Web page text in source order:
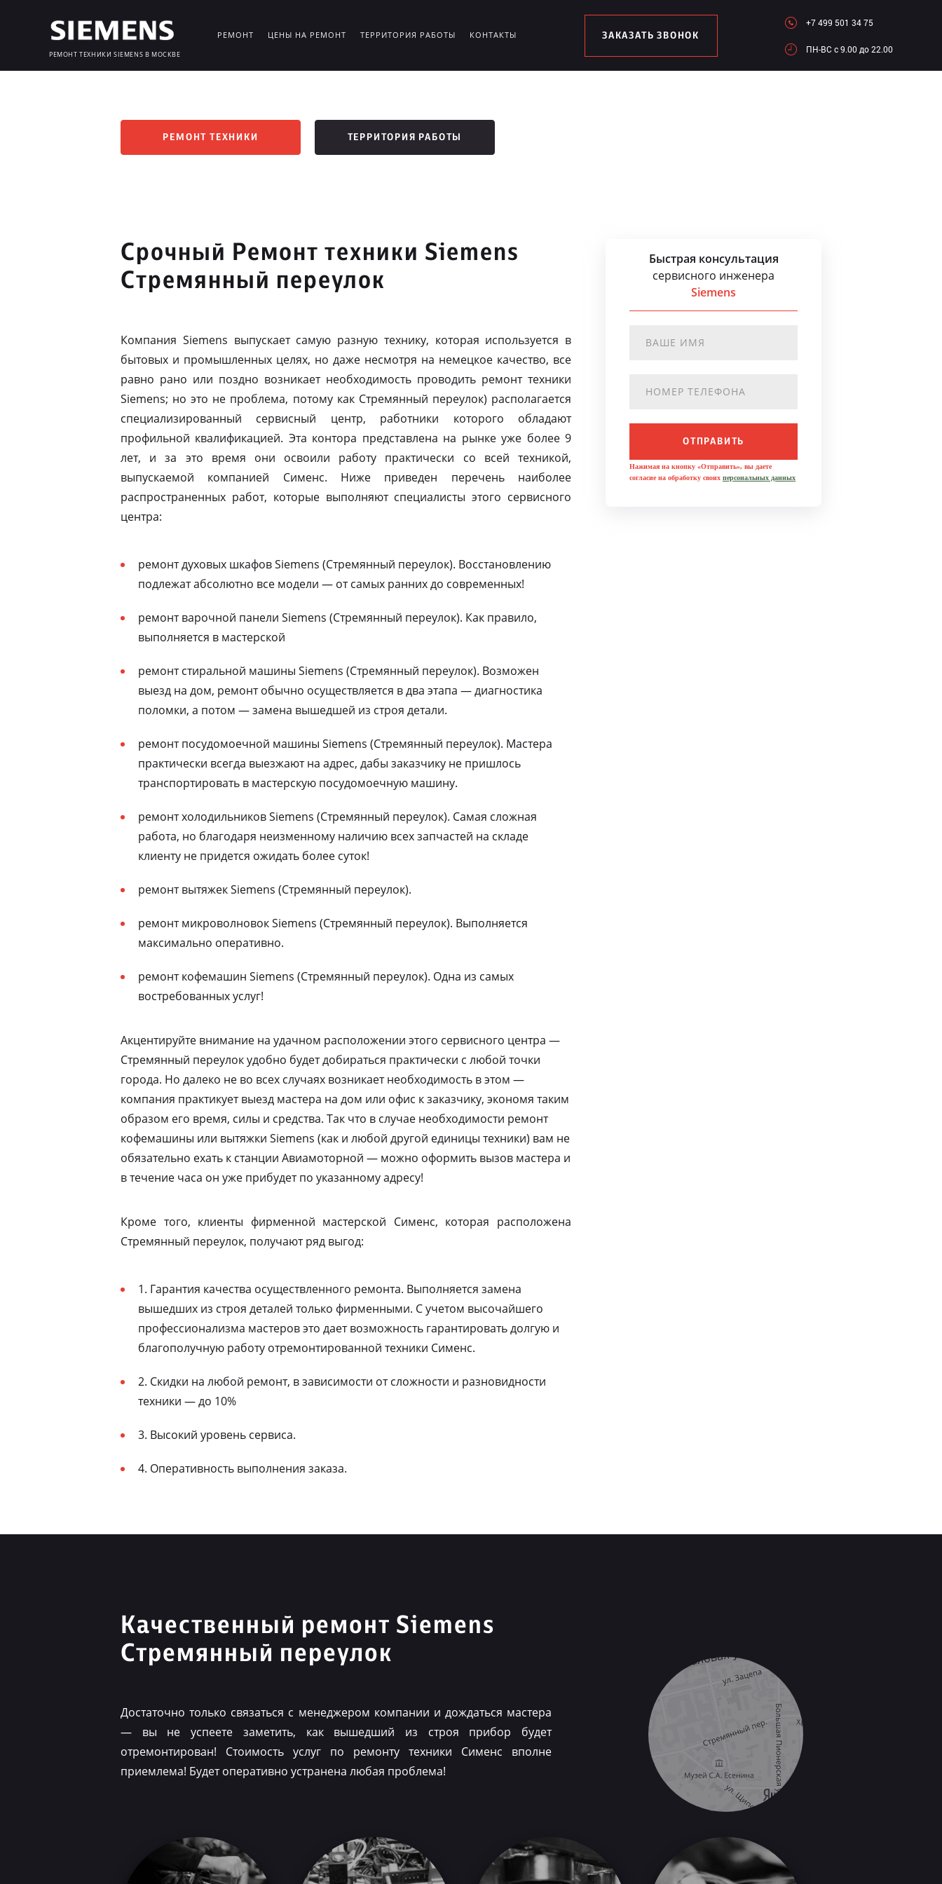
РЕМОНТ ТЕХНИКИ SIEMENS В МОСКВЕ
РЕМОНТ ЦЕНЫ НА РЕМОНТ ТЕРРИТОРИЯ РАБОТЫ КОНТАКТЫ ЗАКАЗАТЬ ЗВОНОК
+7 499 501 34 75
ПН-ВC c 9.00 до 22.00
РЕМОНТ ТЕХНИКИ ТЕРРИТОРИЯ РАБОТЫ
Срочный Ремонт техники Siemens
Стремянный переулок
Компания Siemens выпускает самую разную технику, которая используется в
бытовых и промышленных целях, но даже несмотря на немецкое качество, все
равно рано или поздно возникает необходимость проводить ремонт техники
Siemens; но это не проблема, потому как Стремянный переулок) располагается
специализированный сервисный центр, работники которого обладают
профильной квалификацией. Эта контора представлена на рынке уже более 9
лет, и за это время они освоили работу практически со всей техникой,
выпускаемой компанией Сименс. Ниже приведен перечень наиболее
распространенных работ, которые выполняют специалисты этого сервисного
центра:
ремонт духовых шкафов Siemens (Стремянный переулок). Восстановлению
подлежат абсолютно все модели — от самых ранних до современных!
ремонт варочной панели Siemens (Стремянный переулок). Как правило,
выполняется в мастерской
ремонт стиральной машины Siemens (Стремянный переулок). Возможен
выезд на дом, ремонт обычно осуществляется в два этапа — диагностика
поломки, а потом — замена вышедшей из строя детали.
ремонт посудомоечной машины Siemens (Стремянный переулок). Мастера
практически всегда выезжают на адрес, дабы заказчику не пришлось
транспортировать в мастерскую посудомоечную машину.
ремонт холодильников Siemens (Стремянный переулок). Самая сложная
работа, но благодаря неизменному наличию всех запчастей на складе
клиенту не придется ожидать более суток!
ремонт вытяжек Siemens (Стремянный переулок).
ремонт микроволновок Siemens (Стремянный переулок). Выполняется
максимально оперативно.
ремонт кофемашин Siemens (Стремянный переулок). Одна из самых
востребованных услуг!
Акцентируйте внимание на удачном расположении этого сервисного центра —
Стремянный переулок удобно будет добираться практически с любой точки
города. Но далеко не во всех случаях возникает необходимость в этом —
компания практикует выезд мастера на дом или офис к заказчику, экономя таким
образом его время, силы и средства. Так что в случае необходимости ремонт
кофемашины или вытяжки Siemens (как и любой другой единицы техники) вам не
обязательно ехать к станции Авиамоторной — можно оформить вызов мастера и
в течение часа он уже прибудет по указанному адресу!
Кроме того, клиенты фирменной мастерской Сименс, которая расположена
Стремянный переулок, получают ряд выгод:
1. Гарантия качества осуществленного ремонта. Выполняется замена
вышедших из строя деталей только фирменными. С учетом высочайшего
профессионализма мастеров это дает возможность гарантировать долгую и
благополучную работу отремонтированной техники Сименс.
2. Скидки на любой ремонт, в зависимости от сложности и разновидности
техники — до 10%
3. Высокий уровень сервиса.
4. Оперативность выполнения заказа.
Быстрая консультация
сервисного инженера
Siemens
ОТПРАВИТЬ
Нажимая на кнопку «Отправить», вы даете
согласие на обработку своих персональных данных
Качественный ремонт Siemens
Стремянный переулок
Достаточно только связаться с менеджером компании и дождаться мастера
— вы не успеете заметить, как вышедший из строя прибор будет
отремонтирован! Стоимость услуг по ремонту техники Сименс вполне
приемлема! Будет оперативно устранена любая проблема!